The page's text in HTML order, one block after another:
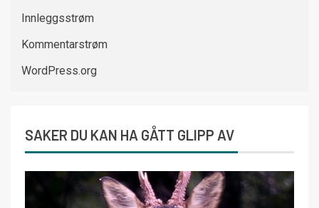
Innleggsstrøm
Kommentarstrøm
WordPress.org
SAKER DU KAN HA GÅTT GLIPP AV